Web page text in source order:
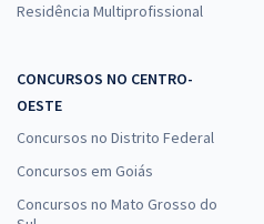
Residência Multiprofissional
CONCURSOS NO CENTRO-
OESTE
Concursos no Distrito Federal
Concursos em Goiás
Concursos no Mato Grosso do